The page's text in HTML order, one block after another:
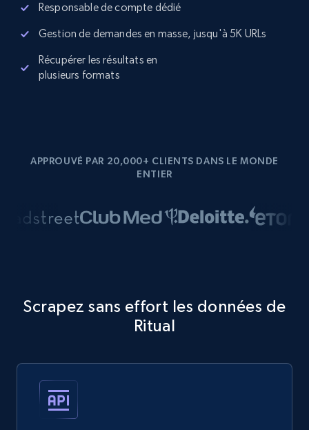
Responsable de compte dédié
Gestion de demandes en masse, jusqu'à 5K URLs
Récupérer les résultats en
plusieurs formats
APPROUVÉ PAR 20,000+ CLIENTS DANS LE MONDE
ENTIER
Scrapez sans effort les données de
Ritual